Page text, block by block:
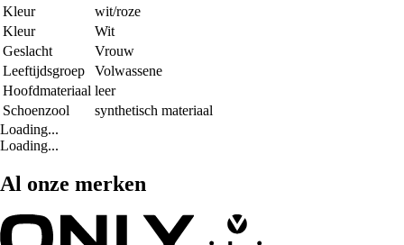
Kleur
wit/roze
Kleur
Wit
Geslacht
Vrouw
Leeftijdsgroep
Volwassene
Hoofdmateriaal leer
Schoenzool
synthetisch materiaal
Loading...
Loading...
Al onze merken